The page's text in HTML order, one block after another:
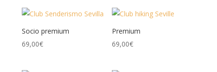
Socio premium
69,00€
Premium
69,00€